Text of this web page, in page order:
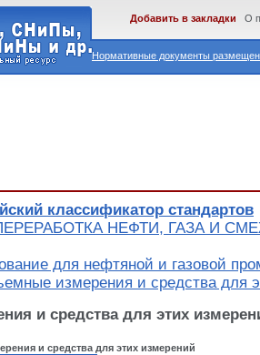
Нормативные документы
Добавить в закладки О
классификатор стандартов
НЕФТИ, ГАЗА И
для нефтяной и газовой
измерения и средства для
и средства для этих
и средства для этих измерений